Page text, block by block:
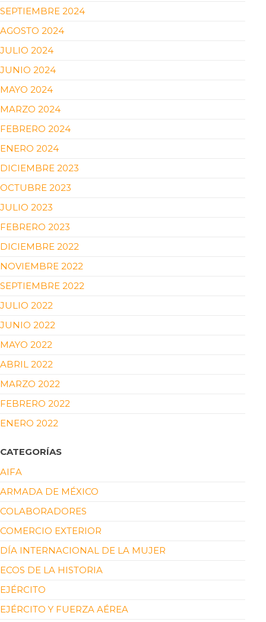
SEPTIEMBRE 2024
AGOSTO 2024
JULIO 2024
JUNIO 2024
MAYO 2024
MARZO 2024
FEBRERO 2024
ENERO 2024
DICIEMBRE 2023
OCTUBRE 2023
JULIO 2023
FEBRERO 2023
DICIEMBRE 2022
NOVIEMBRE 2022
SEPTIEMBRE 2022
JULIO 2022
JUNIO 2022
MAYO 2022
ABRIL 2022
MARZO 2022
FEBRERO 2022
ENERO 2022
CATEGORÍAS
AIFA
ARMADA DE MÉXICO
COLABORADORES
COMERCIO EXTERIOR
DÍA INTERNACIONAL DE LA MUJER
ECOS DE LA HISTORIA
EJÉRCITO
EJÉRCITO Y FUERZA AÉREA